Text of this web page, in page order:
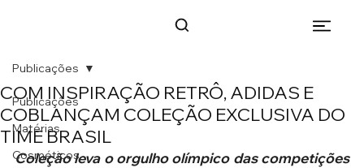
Publicações
Matérias
Cosméticos
Publicações
COM INSPIRAÇÃO RETRÔ, ADIDAS E
COBLANÇAM COLEÇÃO EXCLUSIVA DO
TIME BRASIL
Coleção leva o orgulho olímpico das competições